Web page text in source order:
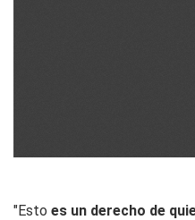
"Esto es un derecho de